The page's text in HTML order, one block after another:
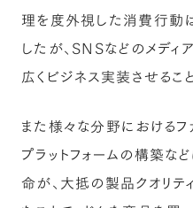
理を度外視した消費行動
したが、SNSなどのメディ
広くビジネス実装させるこ
また様々な分野におけるフ
プラットフォームの構築な
命が、大抵の製品クオリテ